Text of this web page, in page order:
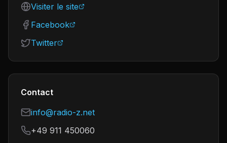
Visiter le site
Facebook
Twitter
Contact
info@radio-z.net
+49 911 450060